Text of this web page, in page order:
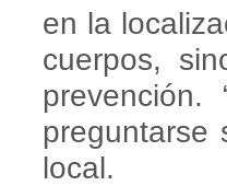
en la
cuerpos,
preguntarse
local.